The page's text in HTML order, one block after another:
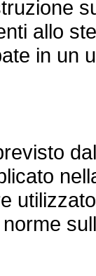
allo
in un